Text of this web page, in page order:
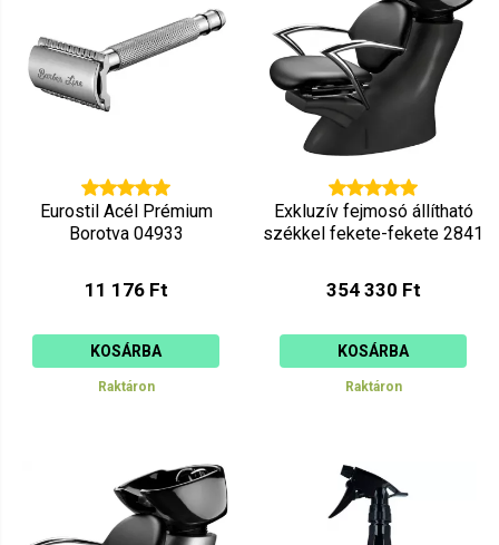
Eurostil Acél Prémium
Borotva 04933
11 176 Ft
KOSÁRBA
Raktáron
Exkluzív fejmosó állítható
székkel fekete-fekete 2841
354 330 Ft
KOSÁRBA
Raktáron